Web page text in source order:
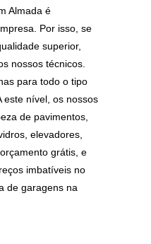
Almada é
Por isso, se
superior,
nossos técnicos.
para todo o tipo
este nível, os nossos
de pavimentos,
elevadores,
grátis, e
imbatíveis no
de garagens na